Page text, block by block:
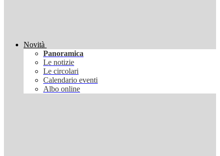
Novità
Panoramica
Le notizie
Le circolari
Calendario eventi
Albo online